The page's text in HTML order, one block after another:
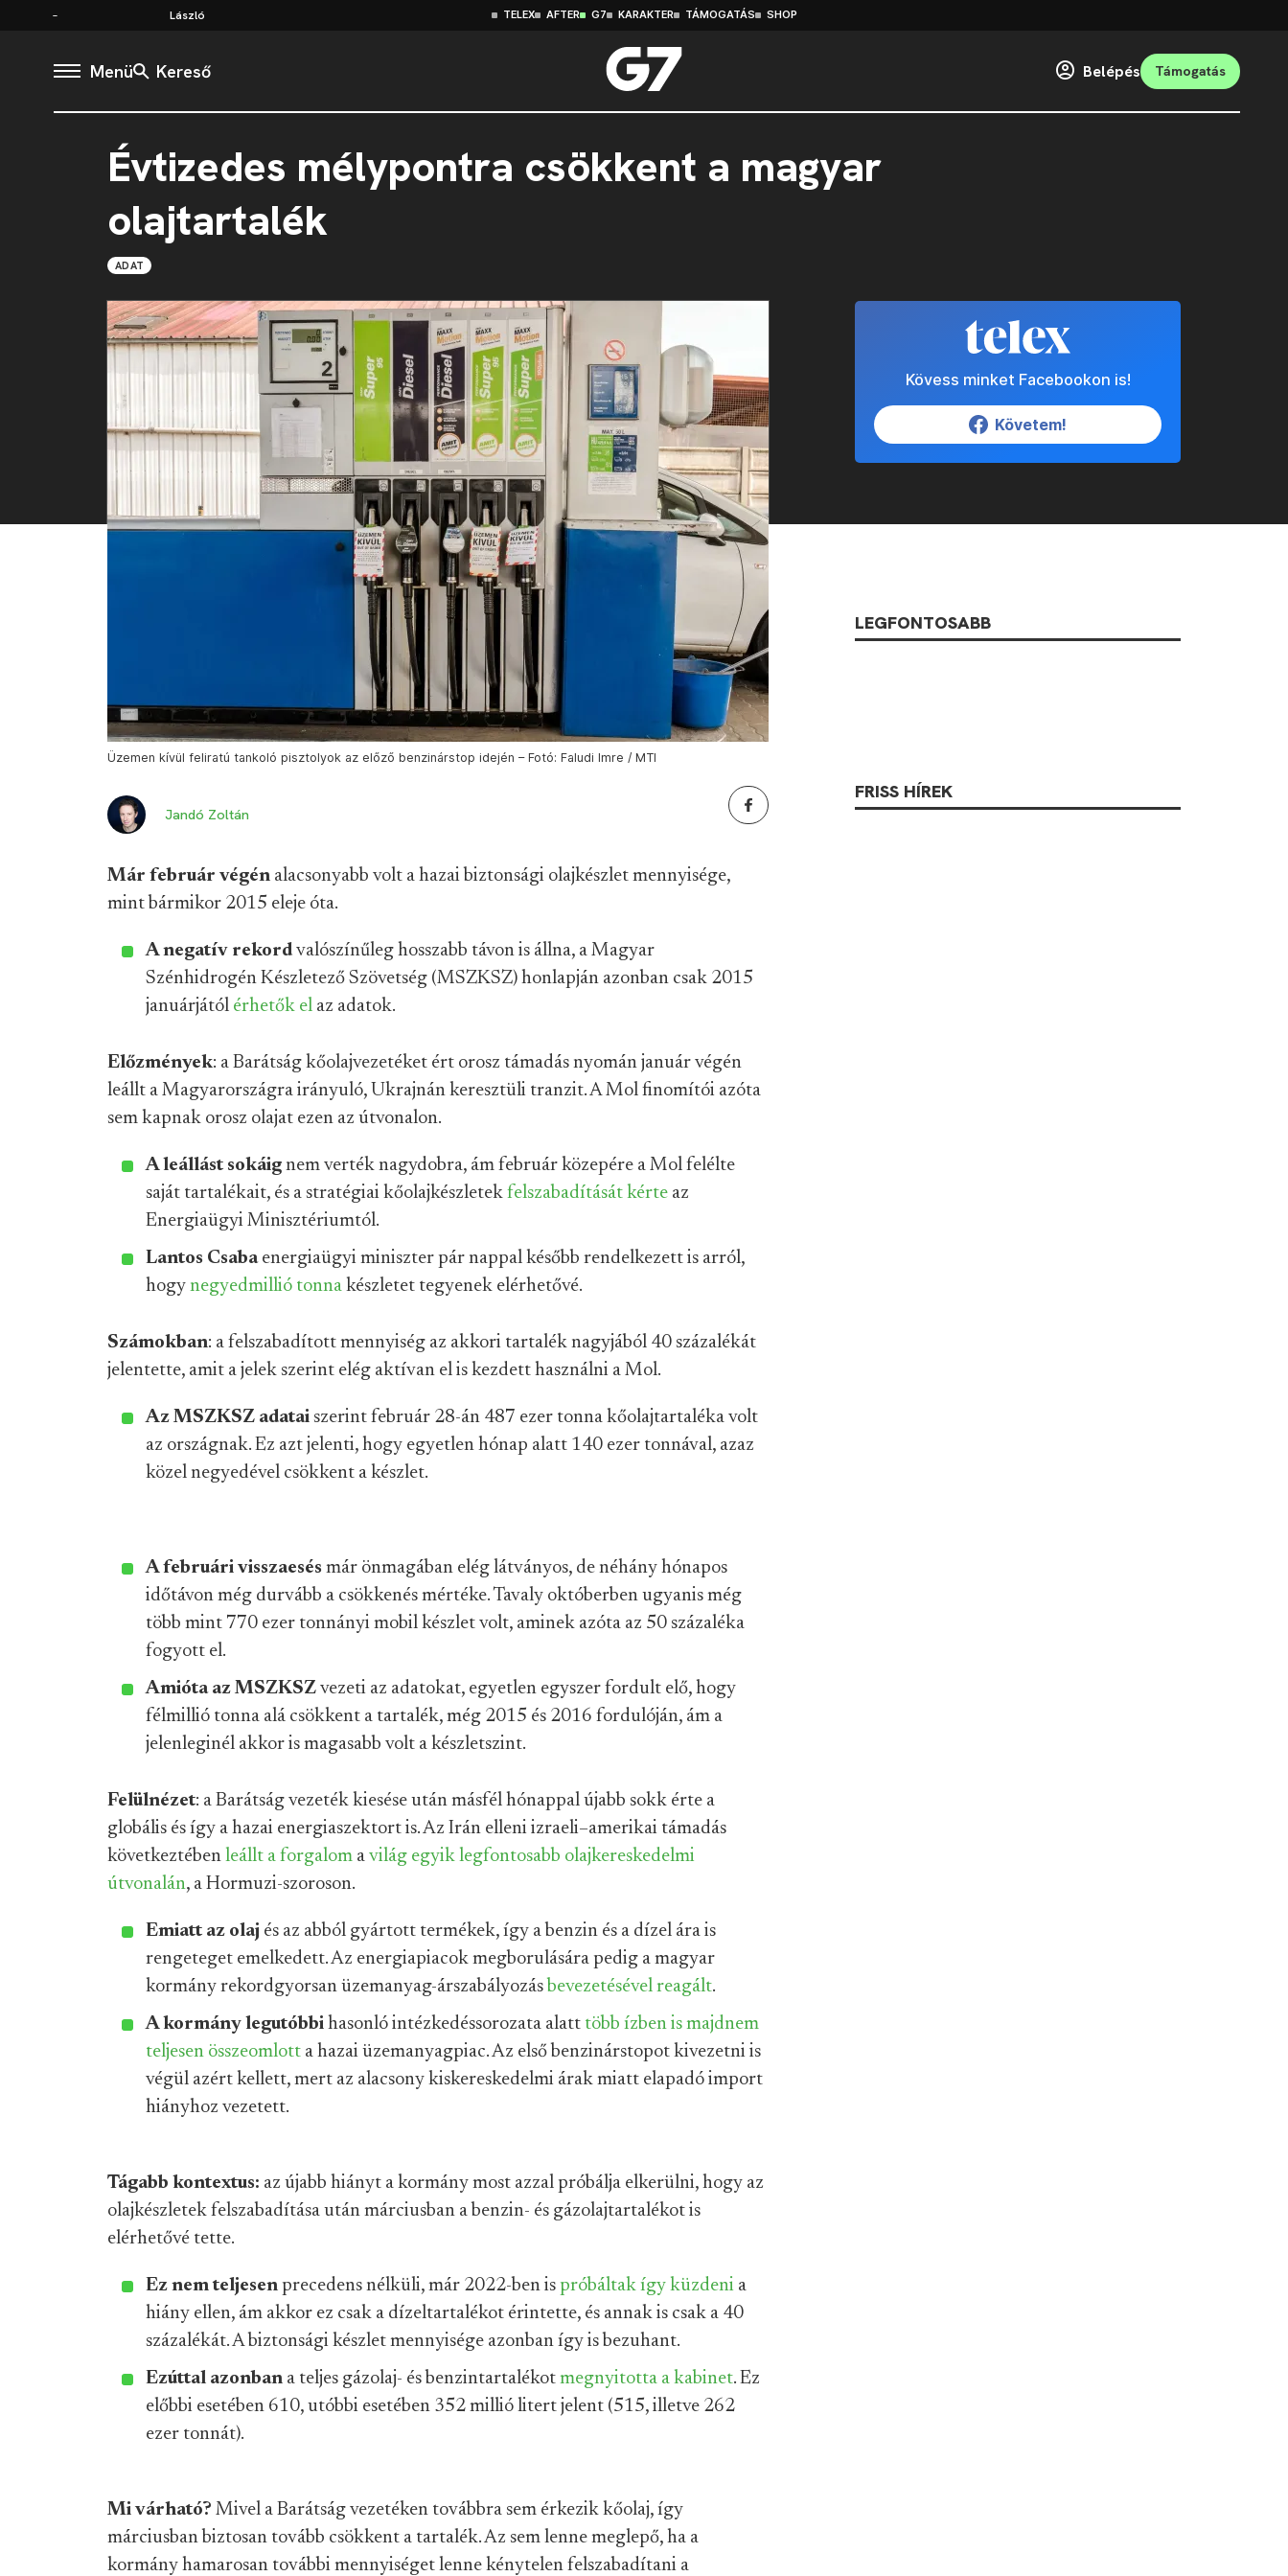
László TELEX AFTER G7 KARAKTER TÁMOGATÁS SHOP
Menü Kereső Belépés Támogatás
Évtizedes mélypontra csökkent a magyar
olajtartalék
ADAT
Üzemen kívül feliratú tankoló pisztolyok az előző benzinárstop idején – Fotó: Faludi Imre / MTI
Jandó Zoltán
Már február végén alacsonyabb volt a hazai biztonsági olajkészlet mennyisége,
mint bármikor 2015 eleje óta.
A negatív rekord valószínűleg hosszabb távon is állna, a Magyar
Szénhidrogén Készletező Szövetség (MSZKSZ) honlapján azonban csak 2015
januárjától érhetők el az adatok.
Előzmények: a Barátság kőolajvezetéket ért orosz támadás nyomán január végén
leállt a Magyarországra irányuló, Ukrajnán keresztüli tranzit. A Mol finomítói azóta
sem kapnak orosz olajat ezen az útvonalon.
A leállást sokáig nem verték nagydobra, ám február közepére a Mol felélte
saját tartalékait, és a stratégiai kőolajkészletek felszabadítását kérte az
Energiaügyi Minisztériumtól.
Lantos Csabaenergiaügyi miniszter pár nappal később rendelkezett is arról,
hogy negyedmillió tonna készletet tegyenek elérhetővé.
Számokban: a felszabadított mennyiség az akkori tartalék nagyjából 40 százalékát
jelentette, amit a jelek szerint elég aktívan el is kezdett használni a Mol.
Az MSZKSZ adatai szerint február 28-án 487 ezer tonna kőolajtartaléka volt
az országnak. Ez azt jelenti, hogy egyetlen hónap alatt 140 ezer tonnával, azaz
közel negyedével csökkent a készlet.
A februári visszaesés már önmagában elég látványos, de néhány hónapos
időtávon még durvább a csökkenés mértéke. Tavaly októberben ugyanis még
több mint 770 ezer tonnányi mobil készlet volt, aminek azóta az 50 százaléka
fogyott el.
Amióta az MSZKSZ vezeti az adatokat, egyetlen egyszer fordult elő, hogy
félmillió tonna alá csökkent a tartalék, még 2015 és 2016 fordulóján, ám a
jelenleginél akkor is magasabb volt a készletszint.
Felülnézet: a Barátság vezeték kiesése után másfél hónappal újabb sokk érte a
globális és így a hazai energiaszektort is. Az Irán elleni izraeli–amerikai támadás
következtében leállt a forgalom a világ egyik legfontosabb olajkereskedelmi
útvonalán, a Hormuzi-szoroson.
Emiatt az olaj és az abból gyártott termékek, így a benzin és a dízel ára is
rengeteget emelkedett. Az energiapiacok megborulására pedig a magyar
kormány rekordgyorsan üzemanyag-árszabályozás bevezetésével reagált.
A kormány legutóbbi hasonló intézkedéssorozata alatt több ízben is majdnem
teljesen összeomlott a hazai üzemanyagpiac. Az első benzinárstopot kivezetni is
végül azért kellett, mert az alacsony kiskereskedelmi árak miatt elapadó import
hiányhoz vezetett.
Tágabb kontextus: az újabb hiányt a kormány most azzal próbálja elkerülni, hogy az
olajkészletek felszabadítása után márciusban a benzin- és gázolajtartalékot is
elérhetővé tette.
Ez nem teljesen precedens nélküli, már 2022-ben is próbáltak így küzdeni a
hiány ellen, ám akkor ez csak a dízeltartalékot érintette, és annak is csak a 40
százalékát. A biztonsági készlet mennyisége azonban így is bezuhant.
Ezúttal azonban a teljes gázolaj- és benzintartalékot megnyitotta a kabinet. Ez
előbbi esetében 610, utóbbi esetében 352 millió litert jelent (515, illetve 262
ezer tonnát).
Mi várható? Mivel a Barátság vezetéken továbbra sem érkezik kőolaj, így
márciusban biztosan tovább csökkent a tartalék. Az sem lenne meglepő, ha a
kormány hamarosan további mennyiséget lenne kénytelen felszabadítani a
Kövess minket Facebookon is!
Követem!
LEGFONTOSABB
FRISS HÍREK